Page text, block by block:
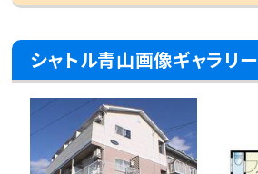
シャトル青山画像ギャラリー